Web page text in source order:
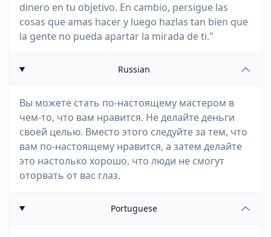
dinero en tu objetivo. En cambio, persigue las
cosas que amas hacer y luego hazlas tan bien que
la gente no pueda apartar la mirada de ti."
Russian
Вы можете стать по-настоящему мастером в
чем-то, что вам нравится. Не делайте деньги
своей целью. Вместо этого следуйте за тем, что
вам по-настоящему нравится, а затем делайте
это настолько хорошо, что люди не смогут
оторвать от вас глаз.
Portuguese